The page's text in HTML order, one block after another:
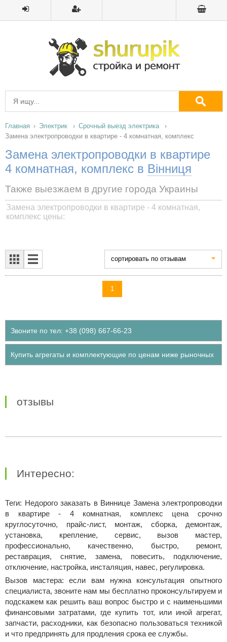
Главная Электрик
Срочный выезд электрика
Замена электропроводки в квартире - 4 комнатная, комплекс
Замена электропроводки в квартире
4 комнатная, комплекс в Вінниця
Также выезжаем в другие города Украины
Замена электропроводки в квартире - 4 комнатная,
комплекс цены:
cортировать по отзывам
1
Звоните по тел: +38 (098) 667-66-23
Купить агрегаты и комплектующие по ценам ниже рыночных
отзывы
Интересно:
Теги: Недорого заказать в Виннице Замена электропроводки
в квартире - 4 комнатная, комплекс цена срочно
круглосуточно, прайс-лист, монтаж, сборка, демонтаж,
установка, крепление, сервис, вызов мастер,
профессионально, качественно, быстро, ремонт,
реставрация, снятие, замена, повесить, подключение,
отключение, настройка, инсталяция, навес, регулировка.
Вызов мастера: если вам нужна консультация опытного
специалиста, звоните нам мы бесплатно проконсультируем и
подскажем как решить ваш вопрос быстро и с наименьшими
финансовыми затратами, где купить тот, или иной агрегат,
запчасти, расходники, как безопасно пользоваться техникой
и что предпринять для продления срока ее службы.